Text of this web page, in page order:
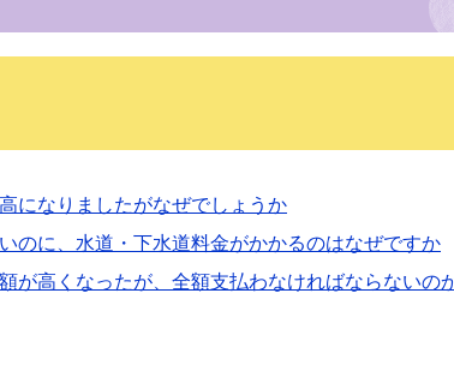
になりましたがなぜでしょうか
のに、水道・下水道料金がかかるのはなぜですか
が高くなったが、全額支払わなければならないの